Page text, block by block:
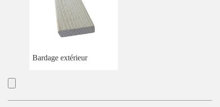
Bardage extérieur